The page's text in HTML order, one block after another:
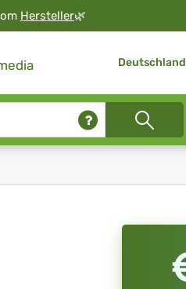
Hersteller🌿